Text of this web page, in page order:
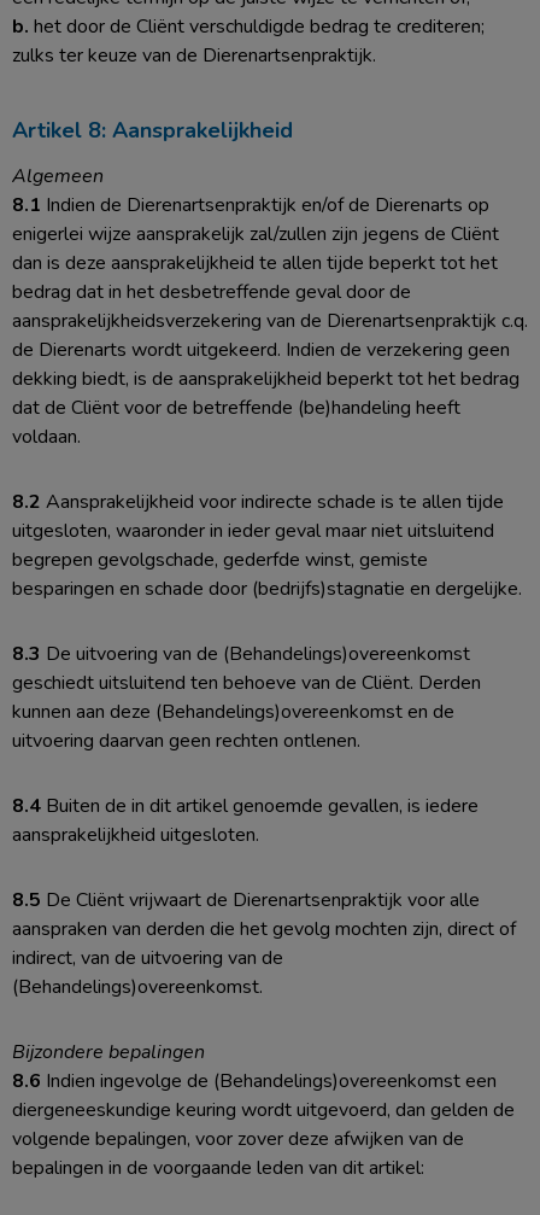
b. het door de Cliënt verschuldigde bedrag te crediteren;
zulks ter keuze van de Dierenartsenpraktijk.
Artikel 8: Aansprakelijkheid
Algemeen
8.1 Indien de Dierenartsenpraktijk en/of de Dierenarts op
enigerlei wijze aansprakelijk zal/zullen zijn jegens de Cliënt
dan is deze aansprakelijkheid te allen tijde beperkt tot het
bedrag dat in het desbetreffende geval door de
aansprakelijkheidsverzekering van de Dierenartsenpraktijk c.q.
de Dierenarts wordt uitgekeerd. Indien de verzekering geen
dekking biedt, is de aansprakelijkheid beperkt tot het bedrag
dat de Cliënt voor de betreffende (be)handeling heeft
voldaan.
8.2 Aansprakelijkheid voor indirecte schade is te allen tijde
uitgesloten, waaronder in ieder geval maar niet uitsluitend
begrepen gevolgschade, gederfde winst, gemiste
besparingen en schade door (bedrijfs)stagnatie en dergelijke.
8.3 De uitvoering van de (Behandelings)overeenkomst
geschiedt uitsluitend ten behoeve van de Cliënt. Derden
kunnen aan deze (Behandelings)overeenkomst en de
uitvoering daarvan geen rechten ontlenen.
8.4 Buiten de in dit artikel genoemde gevallen, is iedere
aansprakelijkheid uitgesloten.
8.5 De Cliënt vrijwaart de Dierenartsenpraktijk voor alle
aanspraken van derden die het gevolg mochten zijn, direct of
indirect, van de uitvoering van de
(Behandelings)overeenkomst.
Bijzondere bepalingen
8.6 Indien ingevolge de (Behandelings)overeenkomst een
diergeneeskundige keuring wordt uitgevoerd, dan gelden de
volgende bepalingen, voor zover deze afwijken van de
bepalingen in de voorgaande leden van dit artikel: